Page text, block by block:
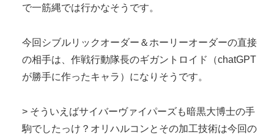
で一筋縄では行かなそうです。
今回シブルリックオーダー＆ホーリーオーダーの直接
の相手は、作戦行動隊長のギガントロイド（chatGPT
が勝手に作ったキャラ）になりそうです。
> そういえばサイバーヴァイパーズも暗黒大博士の手
駒でしたっけ？オリハルコンとその加工技術は今回の